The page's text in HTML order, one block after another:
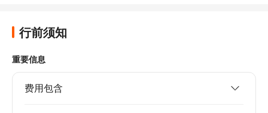
行前须知
重要信息
费用包含